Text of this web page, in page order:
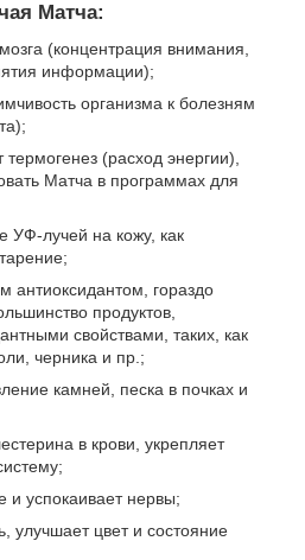
Матча:
(концентрация внимания,
информации);
организма к болезням
(расход энергии),
Матча в программах для
УФ-лучей на кожу, как
антиоксидантом, гораздо
продуктов,
свойствами, таких, как
черника и пр.;
камней, песка в почках и
в крови, укрепляет
и успокаивает нервы;
улучшает цвет и состояние